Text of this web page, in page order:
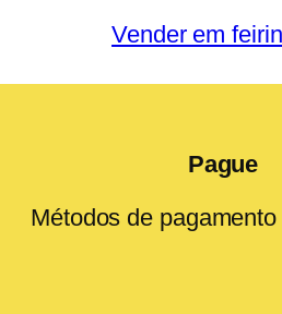
Vender em
Pague
Métodos de